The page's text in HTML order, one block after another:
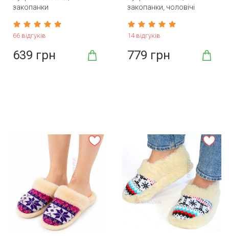
закопанки
66 відгуків
639 грн
закопанки, чоловічі
14 відгуків
779 грн